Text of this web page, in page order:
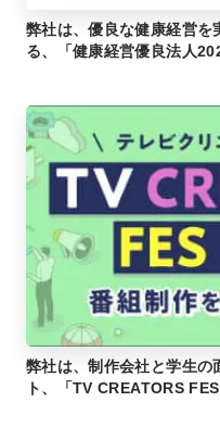
弊社は、優良な健康経営を
る、「健康経営優良法人
弊社は、制作会社と学生の
ト、「TV CREATORS